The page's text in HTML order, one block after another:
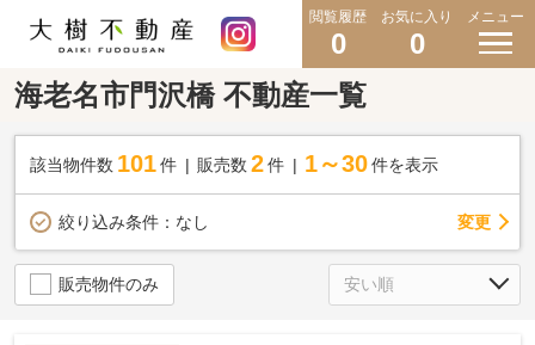
閲覧履歴
0
お気に入り
0
メニュー
海老名市門沢橋 不動産一覧
該当物件数 101件 販売数 2 件 1～30 件を表示
絞り込み条件： なし 変更
販売物件のみ